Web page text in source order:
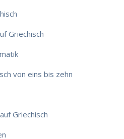
Griechisch
von eins bis zehn
Griechisch